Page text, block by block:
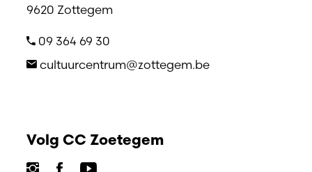
9620 Zottegem
09 364 69 30
cultuurcentrum@zottegem.be
Volg CC Zoetegem